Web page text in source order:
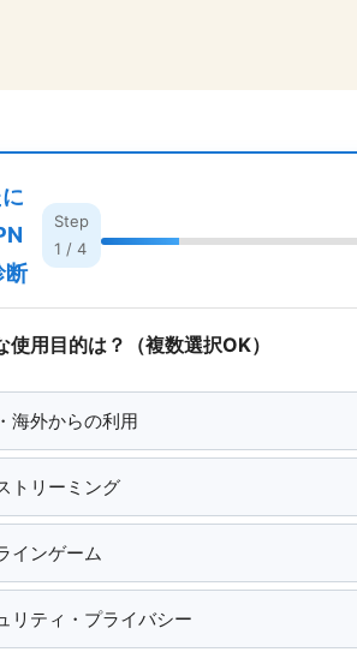
断
Step
1 / 4
使用目的は？（複数選択OK）
海外からの利用
トリーミング
インゲーム
リティ・プライバシー